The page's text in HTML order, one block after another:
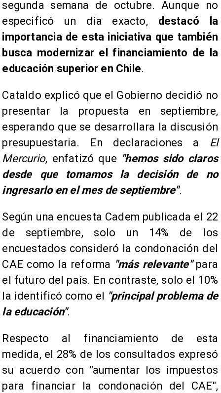
segunda semana de octubre. Aunque no
especificó un día exacto, destacó la
importancia de esta iniciativa que también
busca modernizar el financiamiento de la
educación superior en Chile.
Cataldo explicó que el Gobierno decidió no
presentar la propuesta en septiembre,
esperando que se desarrollara la discusión
presupuestaria. En declaraciones a El
Mercurio, enfatizó que "hemos sido claros
desde que tomamos la decisión de no
ingresarlo en el mes de septiembre".
Según una encuesta Cadem publicada el 22
de septiembre, solo un 14% de los
encuestados consideró la condonación del
CAE como la reforma "más relevante"para
el futuro del país. En contraste, solo el 10%
la identificó como el "principal problema de
la educación".
Respecto al financiamiento de esta
medida, el 28% de los consultados expresó
su acuerdo con "aumentar los impuestos
para financiar la condonación del CAE",